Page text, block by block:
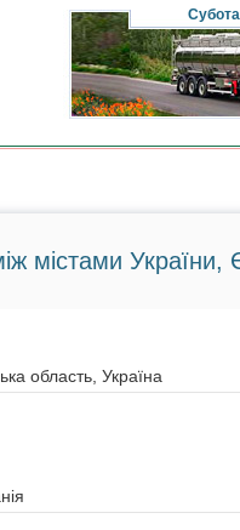
Субота
містами України,